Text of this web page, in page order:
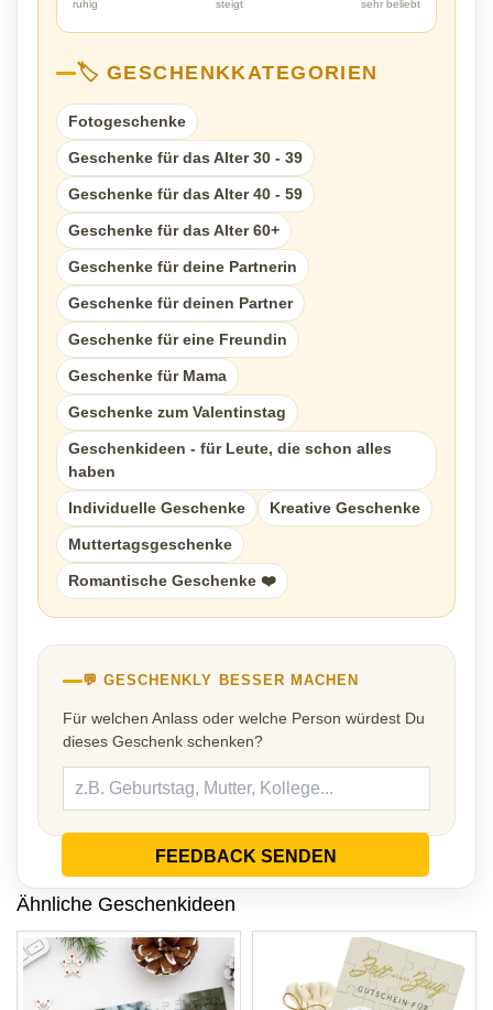
ruhig steigt sehr beliebt
🏷️ GESCHENKKATEGORIEN
Fotogeschenke
Geschenke für das Alter 30 - 39
Geschenke für das Alter 40 - 59
Geschenke für das Alter 60+
Geschenke für deine Partnerin
Geschenke für deinen Partner
Geschenke für eine Freundin
Geschenke für Mama
Geschenke zum Valentinstag
Geschenkideen - für Leute, die schon alles
haben
Individuelle Geschenke Kreative Geschenke
Muttertagsgeschenke
Romantische Geschenke ❤️
💬 GESCHENKLY BESSER MACHEN
Für welchen Anlass oder welche Person würdest Du
dieses Geschenk schenken?
FEEDBACK SENDEN
Ähnliche Geschenkideen